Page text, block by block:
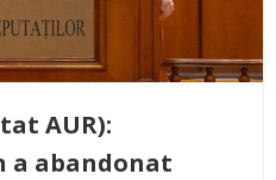
AUR):
a abandonat